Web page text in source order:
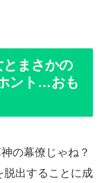
まさかの
ント…おも
の幕僚じゃね？
脱出することに成